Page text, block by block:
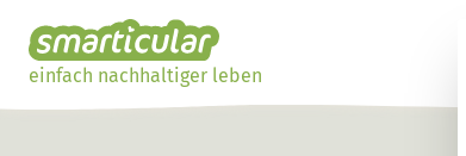
einfach nachhaltiger leben